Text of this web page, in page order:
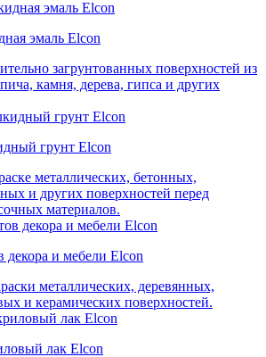
эмаль Elcon
загрунтованных поверхностей из
камня, дерева, гипса и других
грунт Elcon
металлических, бетонных,
и других поверхностей перед
материалов.
декора и мебели Elcon
металлических, деревянных,
и керамических поверхностей.
лак Elcon